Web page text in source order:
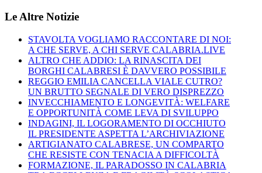
Le Altre Notizie
STAVOLTA VOGLIAMO RACCONTARE DI NOI:
A CHE SERVE, A CHI SERVE CALABRIA.LIVE
ALTRO CHE ADDIO: LA RINASCITA DEI
BORGHI CALABRESI È DAVVERO POSSIBILE
REGGIO EMILIA CANCELLA VIALE CUTRO?
UN BRUTTO SEGNALE DI VERO DISPREZZO
INVECCHIAMENTO E LONGEVITÀ: WELFARE
E OPPORTUNITÀ COME LEVA DI SVILUPPO
INDAGINI, IL LOGORAMENTO DI OCCHIUTO
IL PRESIDENTE ASPETTA L’ARCHIVIAZIONE
ARTIGIANATO CALABRESE, UN COMPARTO
CHE RESISTE CON TENACIA A DIFFICOLTÀ
FORMAZIONE, IL PARADOSSO IN CALABRIA